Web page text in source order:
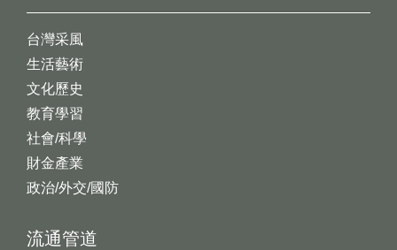
台灣采風
生活藝術
文化歷史
教育學習
社會/科學
財金產業
政治/外交/國防
流通管道